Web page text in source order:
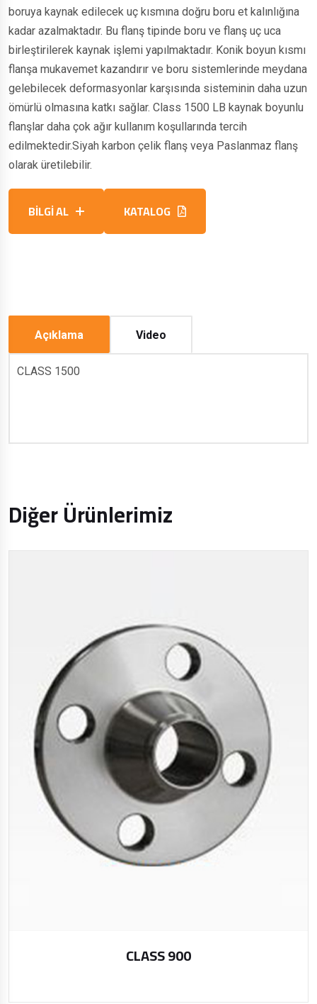
boruya kaynak edilecek uç kısmına doğru boru et kalınlığına
kadar azalmaktadır. Bu flanş tipinde boru ve flanş uç uca
birleştirilerek kaynak işlemi yapılmaktadır. Konik boyun kısmı
flanşa mukavemet kazandırır ve boru sistemlerinde meydana
gelebilecek deformasyonlar karşısında sisteminin daha uzun
ömürlü olmasına katkı sağlar. Class 1500 LB kaynak boyunlu
flanşlar daha çok ağır kullanım koşullarında tercih
edilmektedir.Siyah karbon çelik flanş veya Paslanmaz flanş
olarak üretilebilir.
BİLGİ AL KATALOG
Açıklama Video
CLASS 1500
Diğer Ürünlerimiz
CLASS 900